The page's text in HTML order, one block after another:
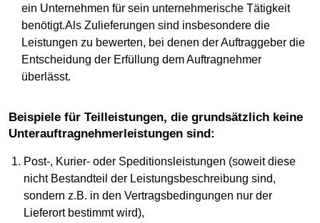
ein Unternehmen für sein unternehmerische Tätigkeit
benötigt.Als Zulieferungen sind insbesondere die
Leistungen zu bewerten, bei denen der Auftraggeber die
Entscheidung der Erfüllung dem Auftragnehmer
überlässt.
Beispiele für Teilleistungen, die grundsätzlich keine
Unterauftragnehmerleistungen sind:
Post-, Kurier- oder Speditionsleistungen (soweit diese
nicht Bestandteil der Leistungsbeschreibung sind,
sondern z.B. in den Vertragsbedingungen nur der
Lieferort bestimmt wird),